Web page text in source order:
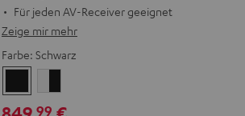
Für jeden AV-Receiver geeignet
Zeige mir mehr
Farbe: Schwarz
99